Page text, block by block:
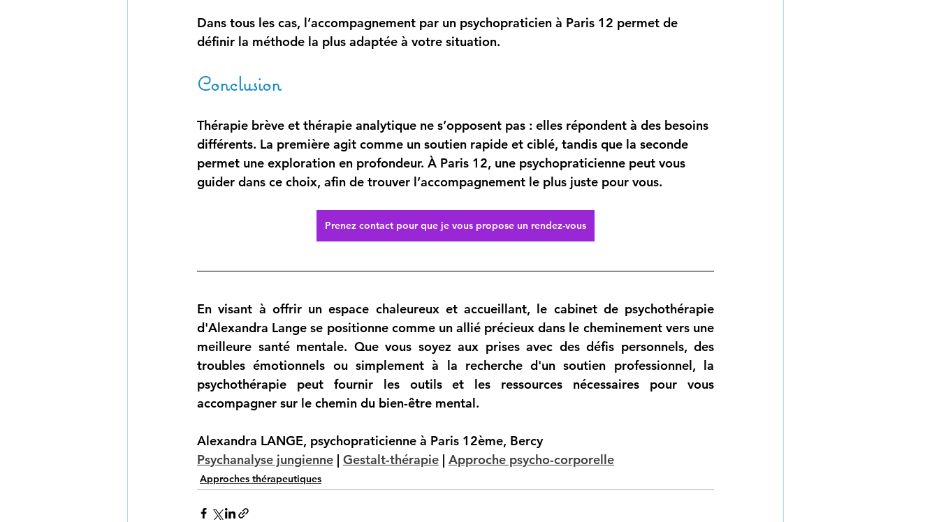
Dans tous les cas, l’accompagnement par un psychopraticien à Paris 12 permet de
définir la méthode la plus adaptée à votre situation.
Conclusion
Thérapie brève et thérapie analytique ne s’opposent pas : elles répondent à des besoins
différents. La première agit comme un soutien rapide et ciblé, tandis que la seconde
permet une exploration en profondeur. À Paris 12, une psychopraticienne peut vous
guider dans ce choix, afin de trouver l’accompagnement le plus juste pour vous.
Prenez contact pour que je vous propose un rendez-vous
En visant à offrir un espace chaleureux et accueillant, le cabinet de psychothérapie
d'Alexandra Lange se positionne comme un allié précieux dans le cheminement vers une
meilleure santé mentale. Que vous soyez aux prises avec des défis personnels, des
troubles émotionnels ou simplement à la recherche d'un soutien professionnel, la
psychothérapie peut fournir les outils et les ressources nécessaires pour vous
accompagner sur le chemin du bien-être mental.
Alexandra LANGE, psychopraticienne à Paris 12ème, Bercy
Psychanalyse jungienne | Gestalt-thérapie | Approche psycho-corporelle
Approches thérapeutiques